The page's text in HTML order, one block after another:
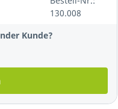
130.008
Kunde?